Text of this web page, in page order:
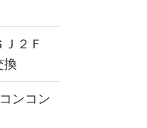
２Ｆ
ンコン